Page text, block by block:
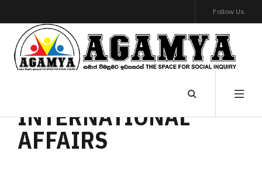
Follow Us
INTERNATIONAL
AFFAIRS